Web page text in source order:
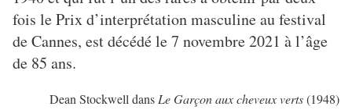
fois le Prix d’interprétation masculine au festival
de Cannes, est décédé le 7 novembre 2021 à l’âge
de 85 ans.
Dean Stockwell dans Le Garçon aux cheveux verts(1948)